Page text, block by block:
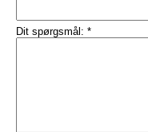
Dit spørgsmål: *